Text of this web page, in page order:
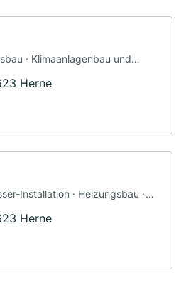
· Klimaanlagenbau und
Herne
Installation · Heizungsbau ·
Herne